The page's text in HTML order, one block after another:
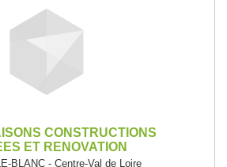
CONSTRUCTIONS
ET RENOVATION
BLANC - Centre-Val de Loire